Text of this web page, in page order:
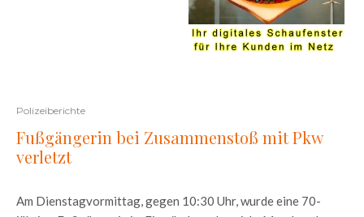
Polizeiberichte
Fußgängerin bei Zusammenstoß mit Pkw
verletzt
Am Dienstagvormittag, gegen 10:30 Uhr, wurde eine 70-